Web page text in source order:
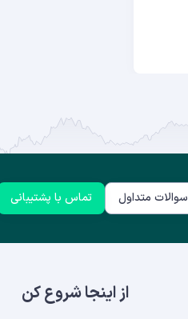
سوالات متداول تماس با پشتیبانی
از اینجا شروع کن